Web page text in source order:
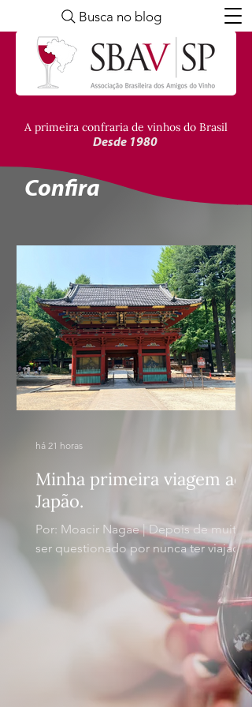
A primeira confraria de vinhos do Brasil
Desde 1980
Busca no blog
Confira
Minha primeira viagem ao
Japão.
Por: Moacir Nagae | Depois de muito
ser questionado por nunca ter viajado
ao Japão, dada minha linhagem
genética, resolvi topar a proposta da
minha irmã e da minha esposa em
conhecer a terra do sol nascente. Na
preguiça de fazer um voo tão longo
nas férias, também nutria um certo
receio de interagir com uma cultura
há 21 horas